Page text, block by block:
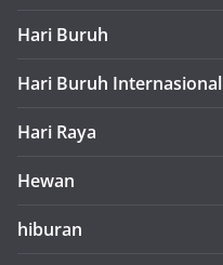
Hari Buruh
Hari Buruh Internasional
Hari Raya
Hewan
hiburan